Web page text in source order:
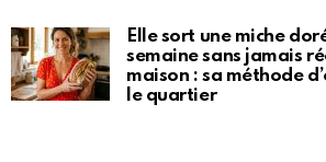
Elle sort une miche
semaine sans jamais
maison : sa méthode
le quartier